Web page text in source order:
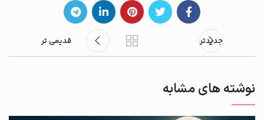
جدیدتر قدیمی تر
نوشته های مشابه